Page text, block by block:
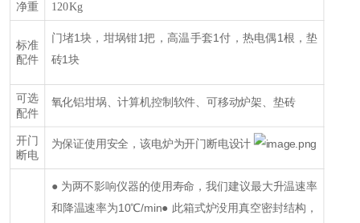
净重 120Kg
标准
配件
门堵1块，坩埚钳1把，高温手套1付，热电偶1根，垫
砖1块
可选
配件
氧化铝坩埚、计算机控制软件、可移动炉架、垫砖
开门
断电
为保证使用安全，该电炉为开门断电设计
● 为两不影响仪器的使用寿命，我们建议最大升温速率
和降温速率为10℃/min● 此箱式炉没用真空密封结构，